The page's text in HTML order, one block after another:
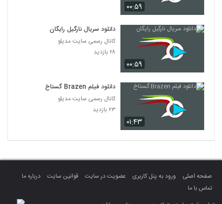
۰۰:۵۹
۰۰:۵۹
دانلود سریال نارگیل رایگان
کانال رسمی سایت مدیلو
۲۸ بازدید
۰۱:۴۳
دانلود فیلم Brazen گستاخ
کانال رسمی سایت مدیلو
۲۳ بازدید
صفحه اصلی ورود به پنل کاربری عضویت در سایت قوانین سایت
درباره ما
تماس با ما